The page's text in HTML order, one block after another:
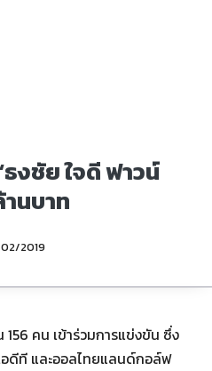
งชัย ใจดี ฟาวน์
านบาท
2019
คน เข้าร่วมการแข่งขัน ซึ่ง
ดีที และออลไทยแลนด์กอล์ฟ